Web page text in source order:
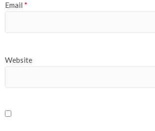
Email *
Website